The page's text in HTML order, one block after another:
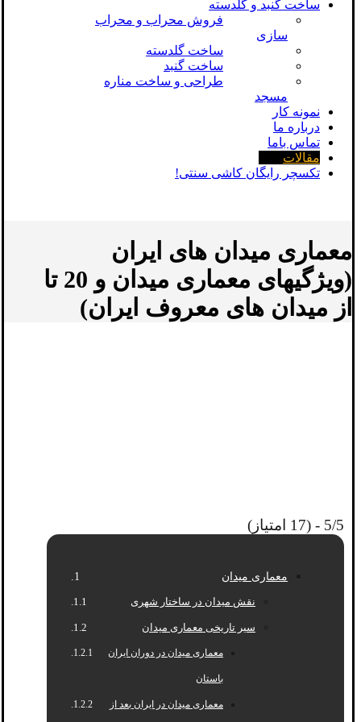
ساخت گنبد و گلدسته
فروش محراب و محراب
سازی
ساخت گلدسته
ساخت گنبد
طراحی و ساخت مناره
مسجد
نمونه کار
درباره ما
تماس باما
مقالات
تکسچر رایگان کاشی سنتی!
معماری میدان های ایران
(ویژگیهای معماری میدان و 20 تا
از میدان های معروف ایران)
5/5 - (17 امتیاز)
معماری میدان
نقش میدان در ساختار شهری
سیر تاریخی معماری میدان
معماری میدان در دوران ایران
باستان
معماری میدان در ایران بعد از